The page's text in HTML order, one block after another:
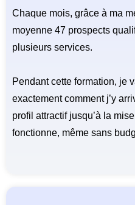
Chaque mois, grâce à ma
moyenne 47 prospects
plusieurs services.
Pendant cette formation, je
exactement comment j’y
profil attractif jusqu’à la
fonctionne, même sans